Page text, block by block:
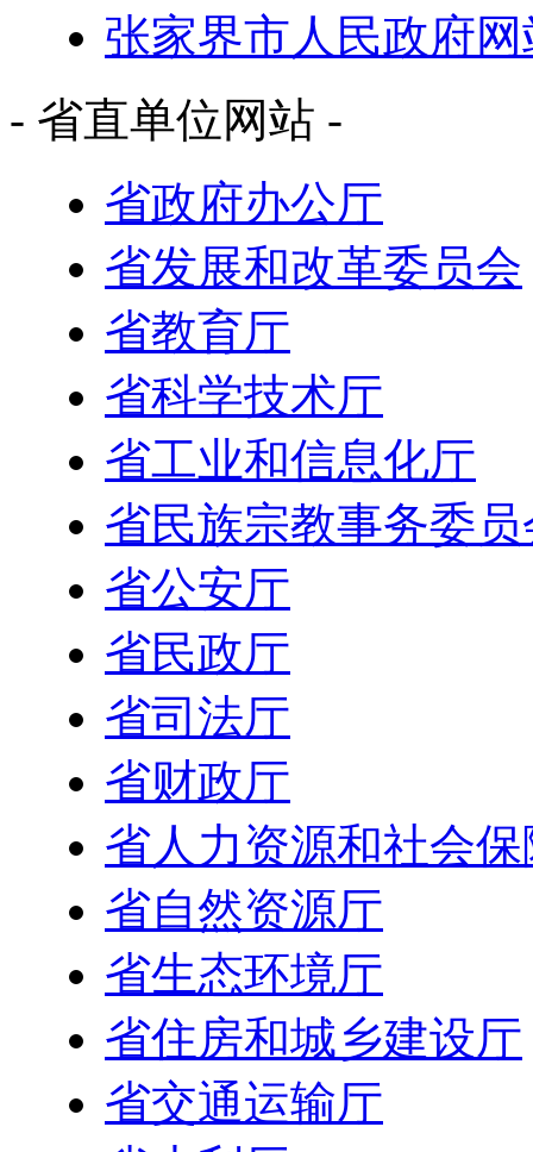
张家界市人民政府网
- 省直单位网站 -
省政府办公厅
省发展和改革委员会
省教育厅
省科学技术厅
省工业和信息化厅
省民族宗教事务委员
省公安厅
省民政厅
省司法厅
省财政厅
省人力资源和社会
省自然资源厅
省生态环境厅
省住房和城乡建设厅
省交通运输厅